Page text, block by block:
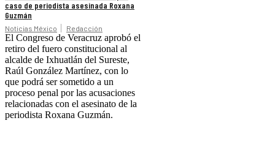
caso de periodista asesinada Roxana
Guzmán
Noticias México Redacción
El Congreso de Veracruz aprobó el
retiro del fuero constitucional al
alcalde de Ixhuatlán del Sureste,
Raúl González Martínez, con lo
que podrá ser sometido a un
proceso penal por las acusaciones
relacionadas con el asesinato de la
periodista Roxana Guzmán.